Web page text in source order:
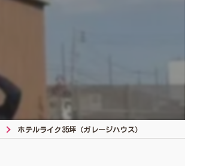
ホテルライク35坪（ガレージハウス）